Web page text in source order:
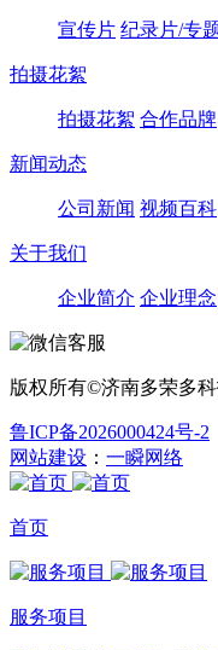
宣传片 纪录片/专
拍摄花絮
拍摄花絮 合作品牌
新闻动态
公司新闻 视频百科
关于我们
企业简介 企业理念
版权所有©济南多荣多科
鲁ICP备2026000424号-2
网站建设 ： 一瞬网络
首页
服务项目